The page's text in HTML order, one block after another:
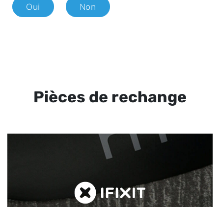
Oui Non
Pièces de rechange